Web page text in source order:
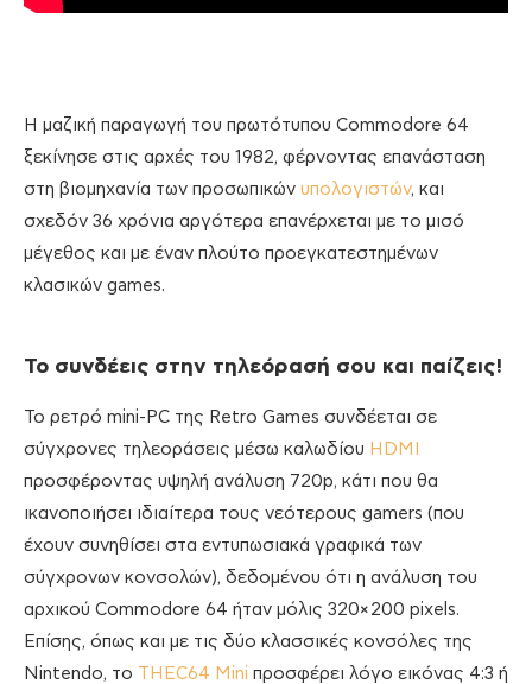
Η μαζική παραγωγή του πρωτότυπου Commodore 64
ξεκίνησε στις αρχές του 1982, φέρνοντας επανάσταση
στη βιομηχανία των προσωπικών υπολογιστών, και
σχεδόν 36 χρόνια αργότερα επανέρχεται με το μισό
μέγεθος και με έναν πλούτο προεγκατεστημένων
κλασικών games.
Το συνδέεις στην τηλεόρασή σου και παίζεις!
Το ρετρό mini-PC της Retro Games συνδέεται σε
σύγχρονες τηλεοράσεις μέσω καλωδίου HDMI
προσφέροντας υψηλή ανάλυση 720p, κάτι που θα
ικανοποιήσει ιδιαίτερα τους νεότερους gamers (που
έχουν συνηθίσει στα εντυπωσιακά γραφικά των
σύγχρονων κονσολών), δεδομένου ότι η ανάλυση του
αρχικού Commodore 64 ήταν μόλις 320×200 pixels.
Επίσης, όπως και με τις δύο κλασσικές κονσόλες της
Nintendo, το
THEC64 Mini προσφέρει λόγο εικόνας 4:3 ή